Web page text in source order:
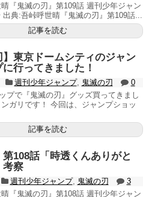
『鬼滅の刃』第109話 週刊少年ジャン
出典:吾峠呼世晴『鬼滅の刃』第109話...
記事を読む
】東京ドームシティのジャン
行ってきました！
週刊少年ジャンプ, 鬼滅の刃
0
プで『鬼滅の刃』グッズ買ってきまし
ガリです！ 今回は、ジャンプショッ
記事を読む
108話「時透くんありがと
考察
週刊少年ジャンプ, 鬼滅の刃
3
『鬼滅の刃』第108話 週刊少年ジャン